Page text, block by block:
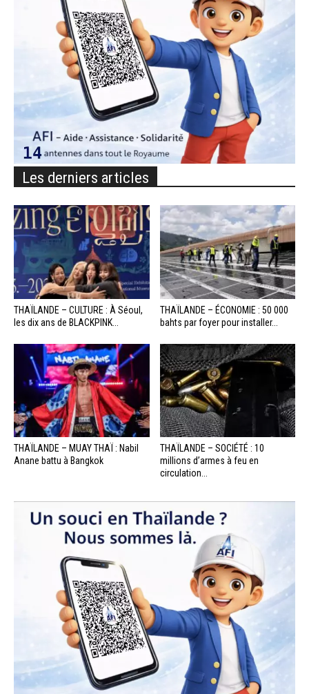
Les derniers articles
THAÏLANDE – CULTURE : À Séoul,
les dix ans de BLACKPINK...
THAÏLANDE – ÉCONOMIE : 50 000
bahts par foyer pour installer...
THAÏLANDE – MUAY THAÏ : Nabil
Anane battu à Bangkok
THAÏLANDE – SOCIÉTÉ : 10
millions d’armes à feu en
circulation...